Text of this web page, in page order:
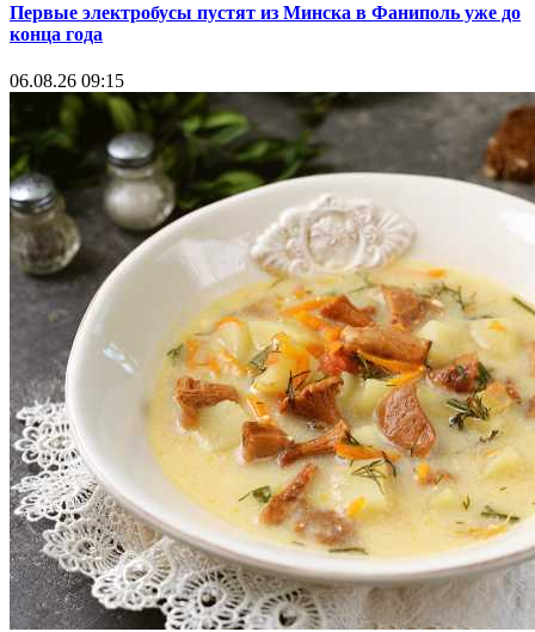
Первые электробусы пустят из Минска в Фаниполь уже до
конца года
06.08.26 09:15